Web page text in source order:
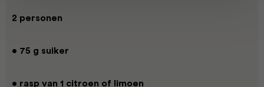
2 personen
• 75 g suiker
• rasp van 1 citroen of limoen